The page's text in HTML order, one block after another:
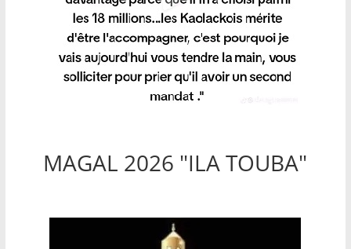
MAGAL 2026 "ILA TOUBA"